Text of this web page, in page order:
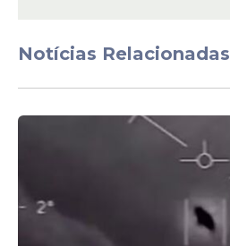
Notícias Relacionadas